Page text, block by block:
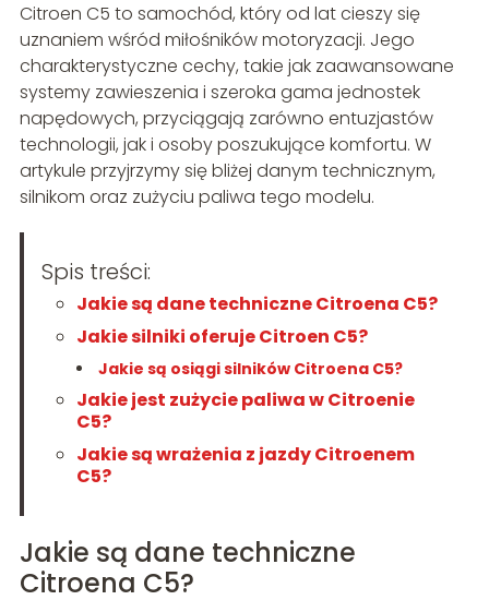
Citroen C5 to samochód, który od lat cieszy się
uznaniem wśród miłośników motoryzacji. Jego
charakterystyczne cechy, takie jak zaawansowane
systemy zawieszenia i szeroka gama jednostek
napędowych, przyciągają zarówno entuzjastów
technologii, jak i osoby poszukujące komfortu. W
artykule przyjrzymy się bliżej danym technicznym,
silnikom oraz zużyciu paliwa tego modelu.
Spis treści:
Jakie są dane techniczne Citroena C5?
Jakie silniki oferuje Citroen C5?
Jakie są osiągi silników Citroena C5?
Jakie jest zużycie paliwa w Citroenie
C5?
Jakie są wrażenia z jazdy Citroenem
C5?
Jakie są dane techniczne
Citroena C5?